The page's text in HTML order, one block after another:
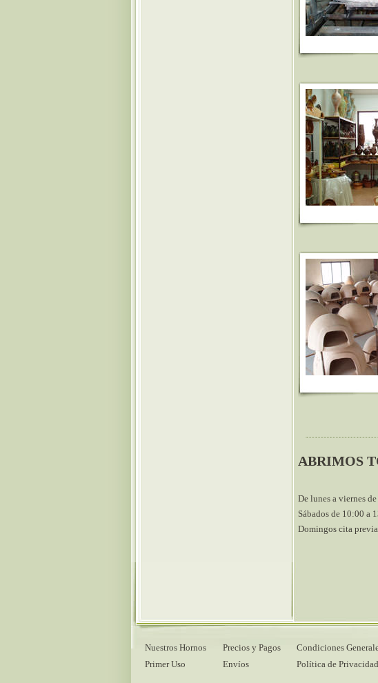
ABRIMOS
De lunes a viernes
Sábados de 10:00 a
Domingos cita
Nuestros Hornos
Primer Uso
Precios y Pagos
Envíos
Condiciones
Política de Privacidad